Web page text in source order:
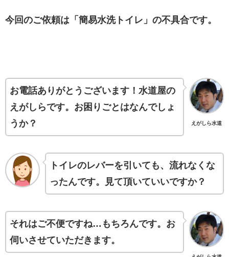
今回のご依頼は「簡易水洗トイレ」の不具合です。
えがしら水道
お電話ありがとうございます！水道屋の
えがしらです。お困りごとはなんでしょ
うか？
トイレのレバーを引いても、流れなくな
ったんです。見て頂いていいですか？
それはご不便ですね…もちろんです。お
伺いさせていただきます。